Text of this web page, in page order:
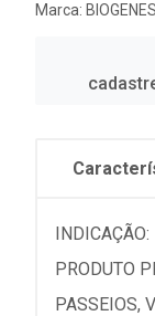
Marca:
INDICAÇÃO:
PRODUTO
PASSEIOS,